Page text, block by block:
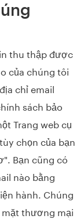
thu thập được
của chúng tôi
chỉ email
sách bảo
Trang web cụ
chọn của bạn
Bạn cũng có
nào bằng
hành. Chúng
thương mại